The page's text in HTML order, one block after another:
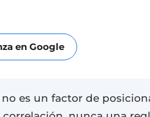
en Google
es un factor de